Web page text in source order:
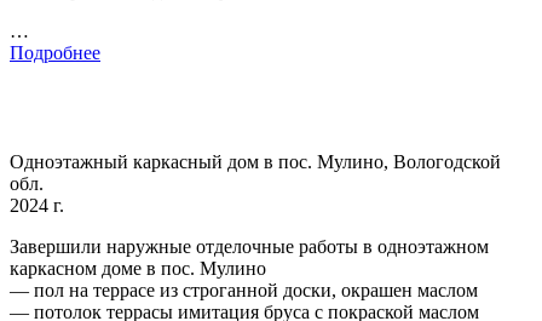
…
Подробнее
Одноэтажный каркасный дом в пос. Мулино, Вологодской
обл.
2024 г.
Завершили наружные отделочные работы в одноэтажном
каркасном доме в пос. Мулино
— пол на террасе из строганной доски, окрашен маслом
— потолок террасы имитация бруса с покраской маслом